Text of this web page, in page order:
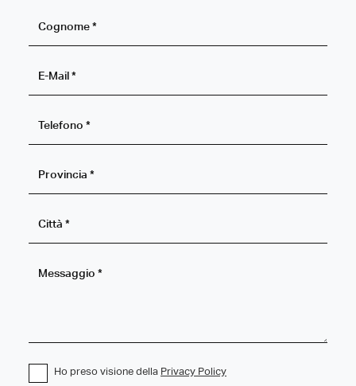
Ho preso visione della Privacy Policy